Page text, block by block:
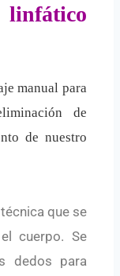
manual para
de
de nuestro
que se
cuerpo. Se
dedos para